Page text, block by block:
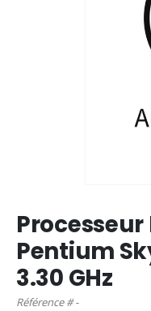
Pentium
3.30 GHz
Référence # -